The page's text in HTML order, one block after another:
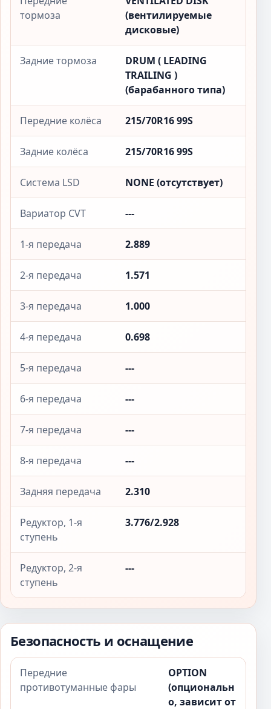
тормоза
(вентилируемые
дисковые)
Задние тормоза
DRUM ( LEADING
TRAILING )
(барабанного типа)
Передние колёса 215/70R16 99S
Задние колёса 215/70R16 99S
Система LSD NONE (отсутствует)
Вариатор CVT ---
1-я передача 2.889
2-я передача 1.571
3-я передача 1.000
4-я передача 0.698
5-я передача ---
6-я передача ---
7-я передача ---
8-я передача ---
Задняя передача 2.310
Редуктор, 1-я
ступень
3.776/2.928
Редуктор, 2-я
ступень
---
Безопасность и оснащение
Передние
противотуманные фары
OPTION
(опциональн
о, зависит от